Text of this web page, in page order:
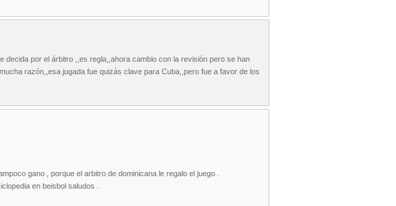
por el árbitro ,,es regla,,ahora cambio con la revisión pero se han
razón,,esa jugada fue quizás clave para Cuba,,pero fue a favor de los
gano , porque el arbitro de dominicana le regalo el juego .
en beisbol saludos .